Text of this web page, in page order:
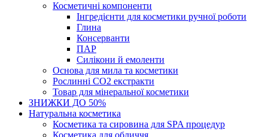
Косметичні компоненти
Інгредієнти для косметики ручної роботи
Глина
Консерванти
ПАР
Силікони й емоленти
Основа для мила та косметики
Рослинні СО2 екстракти
Товар для мінеральної косметики
ЗНИЖКИ ДО 50%
Натуральна косметика
Косметика та сировина для SPA процедур
Косметика для обличчя